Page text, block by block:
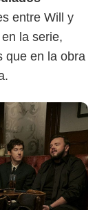
entre Will y
la serie,
que en la obra